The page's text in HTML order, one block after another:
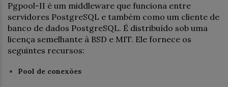
Pgpool-II é um middleware que funciona entre
servidores PostgreSQL e também como um cliente de
banco de dados PostgreSQL. É distribuído sob uma
licença semelhante à BSD e MIT. Ele fornece os
seguintes recursos:
Pool de conexões